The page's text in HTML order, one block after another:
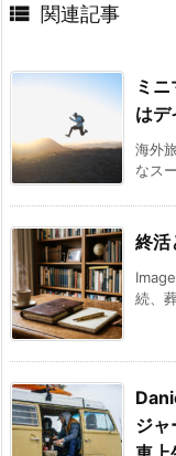
 関連記事
ミ
はデ
海外
なス
終活
続、
ジ